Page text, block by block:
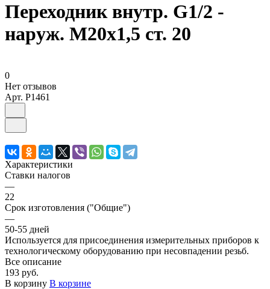
Переходник внутр. G1/2 -
наруж. М20х1,5 ст. 20
0
Нет отзывов
Арт. P1461
Характеристики
Ставки налогов
—
22
Срок изготовления ("Общие")
—
50-55 дней
Используется для присоединения измерительных приборов к
технологическому оборудованию при несовпадении резьб.
Все описание
193 руб.
В корзину В корзине